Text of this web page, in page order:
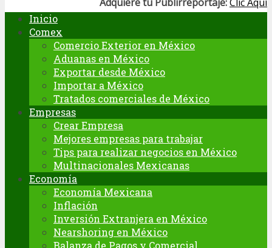
Inicio
Comex
Comercio Exterior en México
Aduanas en México
Exportar desde México
Importar a México
Tratados comerciales de México
Empresas
Crear Empresa
Mejores empresas para trabajar
Tips para realizar negocios en México
Multinacionales Mexicanas
Economía
Economía Mexicana
Inflación
Inversión Extranjera en México
Nearshoring en México
Balanza de Pagos y Comercial